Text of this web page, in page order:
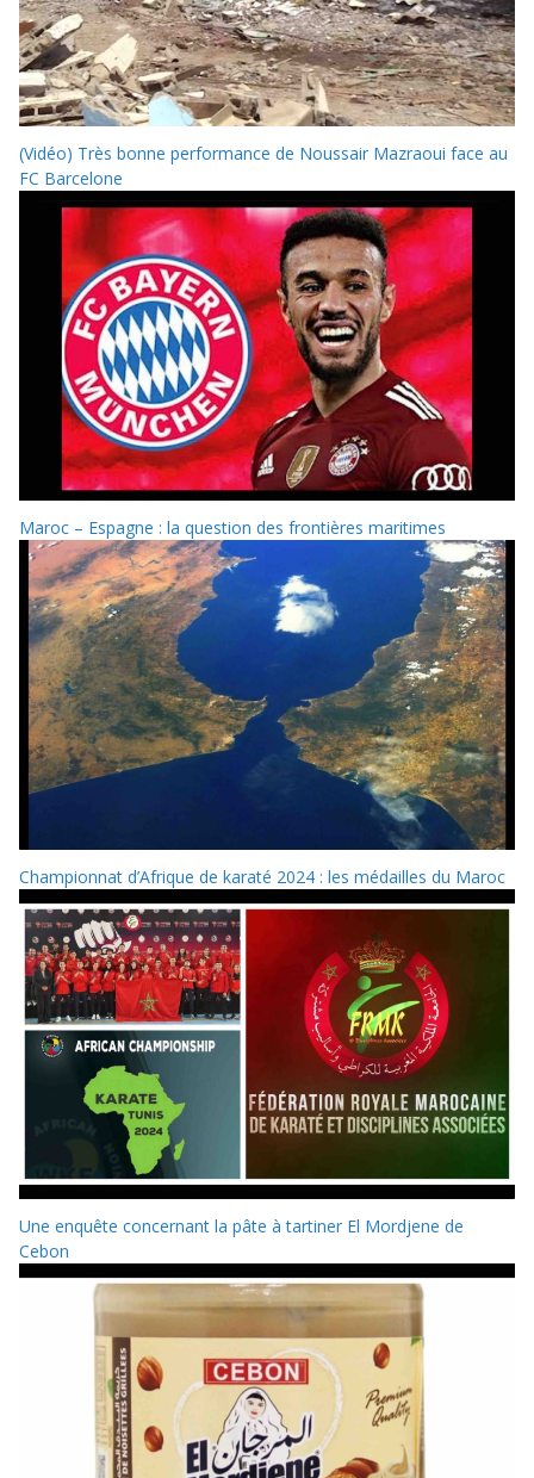
(Vidéo) Très bonne performance de Noussair Mazraoui face au
FC Barcelone
Maroc – Espagne : la question des frontières maritimes
Championnat d’Afrique de karaté 2024 : les médailles du Maroc
Une enquête concernant la pâte à tartiner El Mordjene de
Cebon